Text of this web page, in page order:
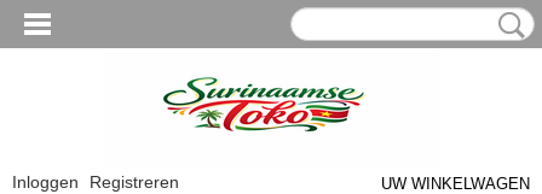
Inloggen Registreren
UW WINKELWAGEN